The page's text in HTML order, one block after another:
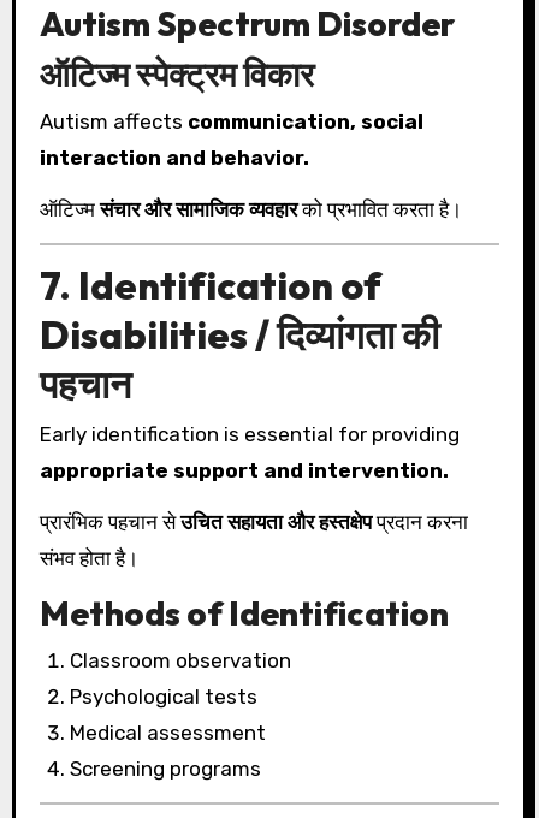
Autism Spectrum Disorder
ऑटिज्म स्पेक्ट्रम विकार
Autism affects communication, social
interaction and behavior.
ऑटिज्मसंचार और सामाजिक व्यवहारको प्रभावित करता है।
7. Identification of
Disabilities / दिव्यांगता की
पहचान
Early identification is essential for providing
appropriate support and intervention.
प्रारंभिक पहचान सेउचित सहायता और हस्तक्षेपप्रदान करना
संभव होता है।
Methods of Identification
Classroom observation
Psychological tests
Medical assessment
Screening programs